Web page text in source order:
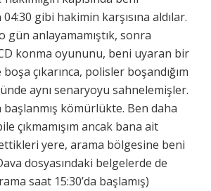
gibi hakimin karşısına aldılar.
gün anlayamamıştık, sonra
konma oyununu, beni uyaran bir
çıkarınca, polisler boşandığım
aynı senaryoyu sahnelemişler.
başlanmış kömürlükte. Ben daha
çıkmamışım ancak bana ait
yere, arama bölgesine beni
dosyasındaki belgelerde de
saat 15:30’da başlamış)